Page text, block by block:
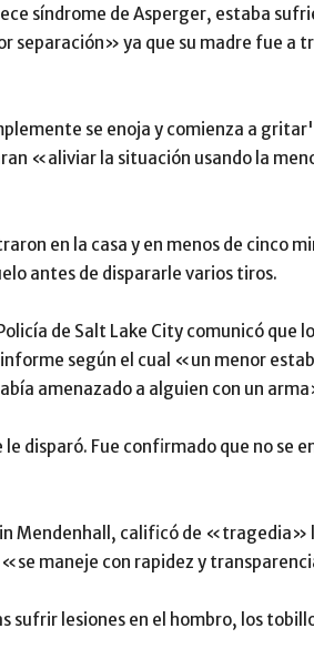
síndrome de Asperger, estaba
separación» ya que su madre fue a
se enoja y comienza a
«aliviar la situación usando la
en la casa y en menos de cinco
antes de dispararle varios tiros.
de Salt Lake City comunicó que
según el cual «un menor
amenazado a alguien con un
disparó. Fue confirmado que no se
Mendenhall, calificó de «tragedia»
maneje con rapidez y
sufrir lesiones en el hombro, los